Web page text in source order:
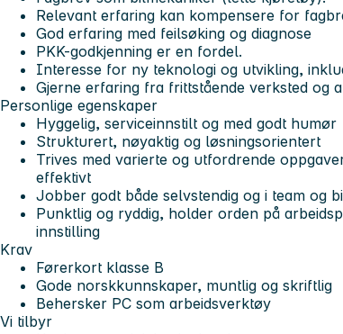
Relevant erfaring kan kompensere for
God erfaring med feilsøking og diagnose
PKK-godkjenning er en fordel.
Interesse for ny teknologi og utvikling,
Gjerne erfaring fra frittstående verksted og
Personlige egenskaper
Hyggelig, serviceinnstilt og med godt humør
Strukturert, nøyaktig og løsningsorientert
Trives med varierte og utfordrende
effektivt
Jobber godt både selvstendig og i team og
Punktlig og ryddig, holder orden på
innstilling
Krav
Førerkort klasse B
Gode norskkunnskaper, muntlig og skriftlig
Behersker PC som arbeidsverktøy
Vi tilbyr